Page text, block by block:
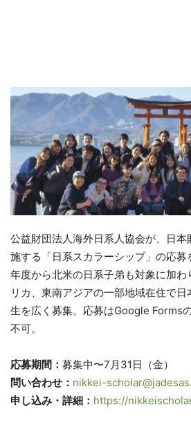
公益財団法人海外日系人協会が、日本
施する「日系スカラーシップ」の応
年度から北米の日系子弟も対象に加わ
リカ、東南アジアの一部地域在住で
生を広く募集。応募はGoogle Forms
不可。
応募期間： 募集中〜7月31日（金）
問い合わせ： nikkei-
申し込み・詳細： https://